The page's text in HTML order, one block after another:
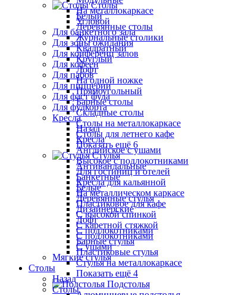
Столы
Белый
Деревянные столы
Журнальные столики
Квадратный
Круглый
Лофт
На одной ножке
Прямоугольный
Барные столы
Складные столы
Столы на металлокаркасе
Столы для летнего кафе
Показать ещё 6
Стулья
Антивандальные
Банкетные
Белые
Деревянные стулья
Дизайнерские
Лофт
С подлокотниками
Барные стулья
Пластиковые стулья
Стулья на металлокаркасе
Показать ещё 4
Подстолья
На металлокаркасе
Угловой
Для банкетного зала
Для зоны ожидания
Для конференц залов
Для кофеен
Для пабов
Для пиццерии
Для фаст фуда
Для фудкорта
Кресла
Назад
Кресла
Английское с ушами
Высокое с подлокотниками
Для гостиниц и отелей
Кресла для кальянной
На металлическом каркасе
Пластиковое для кафе
С высокой спинкой
С каретной стяжкой
С подлокотниками
С ушами
Мягкие стулья
Столы
Назад
Столы